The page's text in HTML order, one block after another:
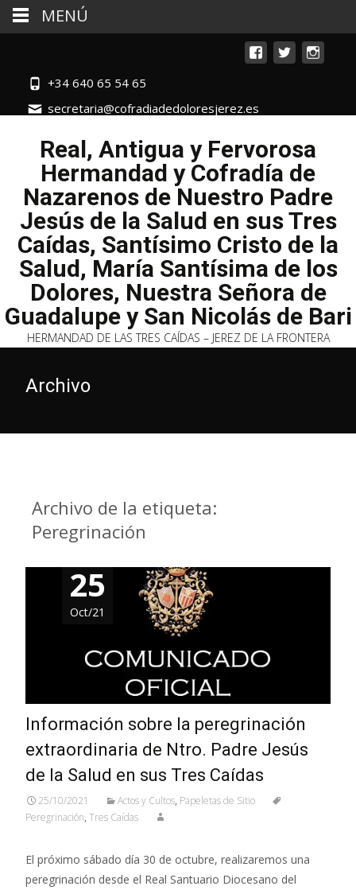
+34 640 65 54 65
secretaria@cofradiadedoloresjerez.es
Real, Antigua y Fervorosa
Hermandad y Cofradía de
Nazarenos de Nuestro Padre
Jesús de la Salud en sus Tres
Caídas, Santísimo Cristo de la
Salud, María Santísima de los
Dolores, Nuestra Señora de
Guadalupe y San Nicolás de Bari
HERMANDAD DE LAS TRES CAÍDAS – JEREZ DE LA FRONTERA
Archivo
Archivo de la etiqueta:
Peregrinación
25
Oct/21
Información sobre la peregrinación
extraordinaria de Ntro. Padre Jesús
de la Salud en sus Tres Caídas
25/10/2021 Actos y Cultos, Papeletas de Sitio
Peregrinación, Tres Caídas
El próximo sábado día 30 de octubre, realizaremos una
peregrinación desde el Real Santuario Diocesano del
MENÚ